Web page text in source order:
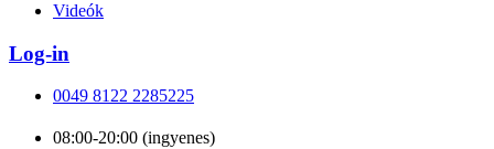
Videók
Log-in
0049 8122 2285225
08:00-20:00 (ingyenes)